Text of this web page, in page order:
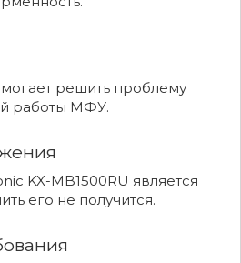
решить проблему
работы МФУ.
KX-MB1500RU является
его не получится.